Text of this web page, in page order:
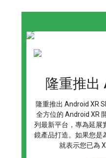
隆重推出
隆重推出 Android XR
全方位的 Android XR
列最新平台，專為延展
鏡產品打造。如果您是
就表示您已為